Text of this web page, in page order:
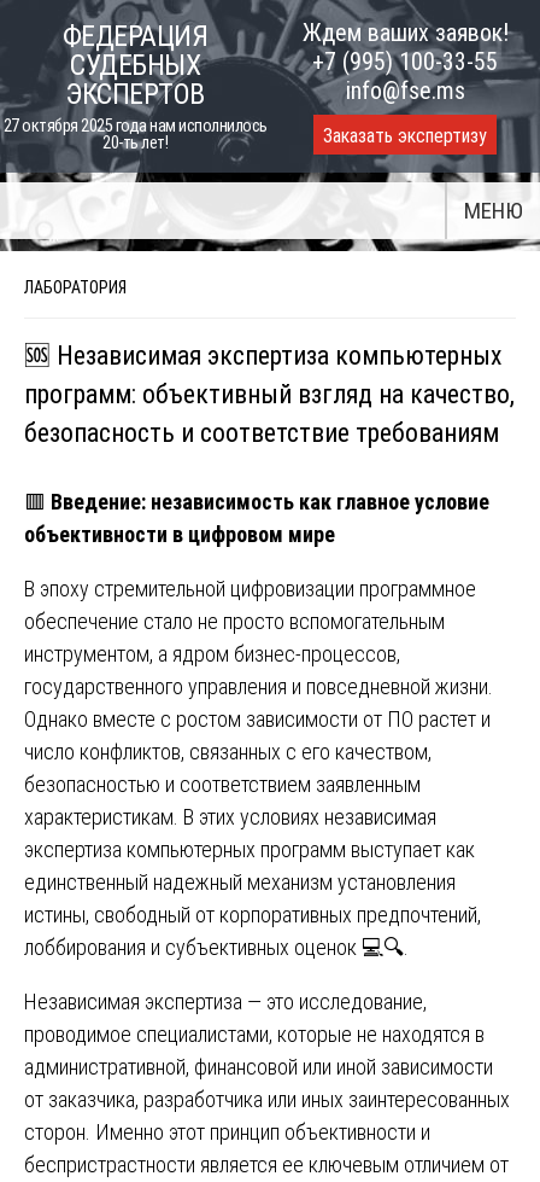
content
ФЕДЕРАЦИЯ
СУДЕБНЫХ
ЭКСПЕРТОВ
27 октября 2025 года нам исполнилось
20-ть лет!
Ждем ваших заявок!
+7 (995) 100-33-55
info@fse.ms
Заказать экспертизу
МЕНЮ
ЛАБОРАТОРИЯ
🆘 Независимая экспертиза компьютерных
программ: объективный взгляд на качество,
безопасность и соответствие требованиям
🟥 Введение: независимость как главное условие
объективности в цифровом мире
В эпоху стремительной цифровизации программное
обеспечение стало не просто вспомогательным
инструментом, а ядром бизнес-процессов,
государственного управления и повседневной жизни.
Однако вместе с ростом зависимости от ПО растет и
число конфликтов, связанных с его качеством,
безопасностью и соответствием заявленным
характеристикам. В этих условиях независимая
экспертиза компьютерных программ выступает как
единственный надежный механизм установления
истины, свободный от корпоративных предпочтений,
лоббирования и субъективных оценок 💻🔍.
Независимая экспертиза — это исследование,
проводимое специалистами, которые не находятся в
административной, финансовой или иной зависимости
от заказчика, разработчика или иных заинтересованных
сторон. Именно этот принцип объективности и
беспристрастности является ее ключевым отличием от